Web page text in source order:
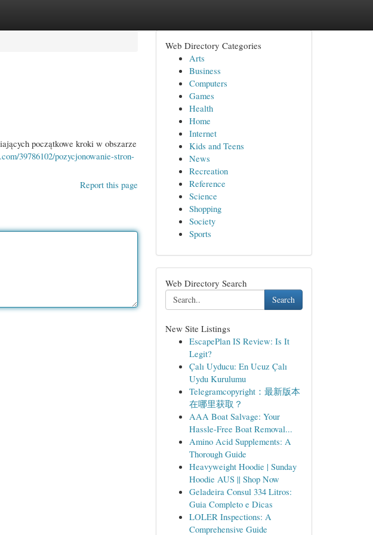
początkowe kroki w obszarze
39786102/pozycjonowanie-stron-
Report this page
Web Directory Categories
Arts
Business
Computers
Games
Health
Home
Internet
Kids and Teens
News
Recreation
Reference
Science
Shopping
Society
Sports
Web Directory Search
Search
New Site Listings
EscapePlan IS Review: Is It
Legit?
Çalı Uyducu: En Ucuz Çalı
Uydu Kurulumu
Telegramcopyright：最新版本
在哪里获取？
AAA Boat Salvage: Your
Hassle-Free Boat Removal...
Amino Acid Supplements: A
Thorough Guide
Heavyweight Hoodie | Sunday
Hoodie AUS || Shop Now
Geladeira Consul 334 Litros:
Guia Completo e Dicas
LOLER Inspections: A
Comprehensive Guide